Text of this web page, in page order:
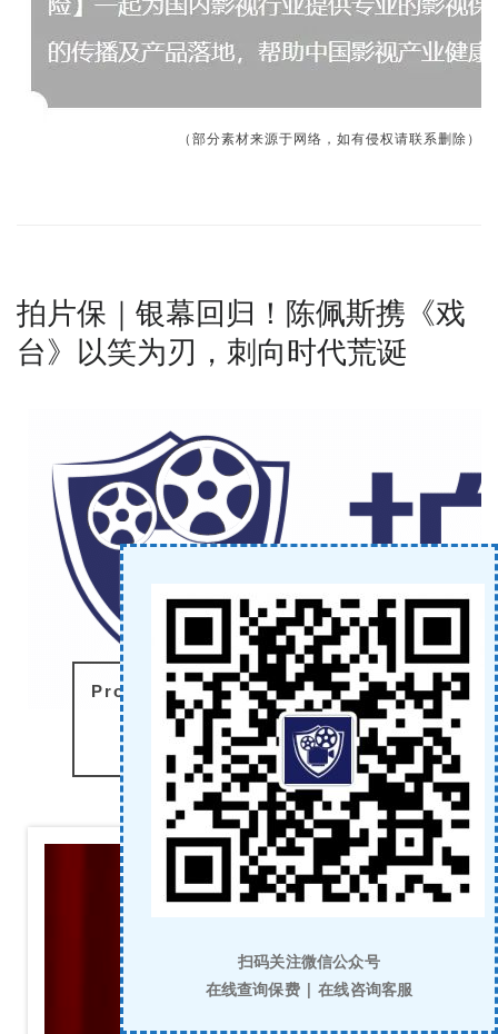
（部分素材来源于网络，如有侵权请联系删除）
拍片保｜银幕回归！陈佩斯携《戏
台》以笑为刃，刺向时代荒诞
Professional film and television
insurance providers
完片金融｜影视保险
扫码关注微信公众号
在线查询保费 | 在线咨询客服